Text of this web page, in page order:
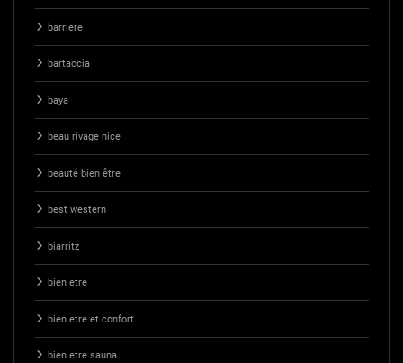
barriere
bartaccia
baya
beau rivage nice
beauté bien être
best western
biarritz
bien etre
bien etre et confort
bien etre sauna